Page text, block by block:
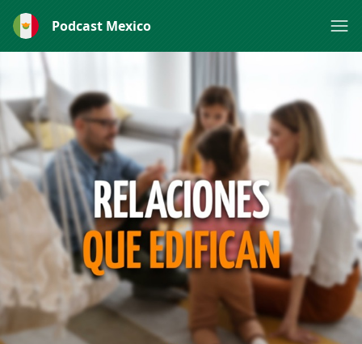
Podcast Mexico